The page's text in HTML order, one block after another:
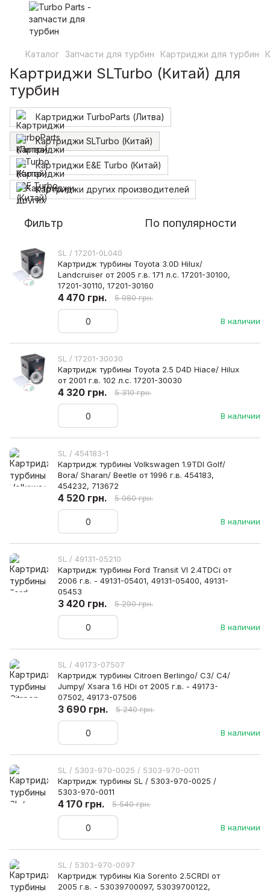
Каталог Запчасти для турбин Картриджи для турбин
Картриджи SLTurbo (Китай) для
турбин
Картриджи TurboParts (Литва)
Картриджи SLTurbo (Китай)
Картриджи E&E Turbo (Китай)
Картриджи других производителей
Фильтр По популярности
SL / 17201-0L040
Картридж турбины Toyota 3.0D Hilux/
Landcruiser от 2005 г.в. 171 л.с. 17201-30100,
17201-30110, 17201-30160
В наличии
4 470 грн. 5 980 грн.
SL / 17201-30030
Картридж турбины Toyota 2.5 D4D Hiace/ Hilux
от 2001 г.в. 102 л.с. 17201-30030
В наличии
4 320 грн. 5 310 грн.
SL / 454183-1
Картридж турбины Volkswagen 1.9TDI Golf/
Bora/ Sharan/ Beetle от 1996 г.в. 454183,
454232, 713672
В наличии
4 520 грн. 5 060 грн.
SL / 49131-05210
Картридж турбины Ford Transit VI 2.4TDCi от
2006 г.в. - 49131-05401, 49131-05400, 49131-
05453
В наличии
3 420 грн. 5 290 грн.
SL / 49173-07507
Картридж турбины Citroen Berlingo/ C3/ C4/
Jumpy/ Xsara 1.6 HDi от 2005 г.в. - 49173-
07502, 49173-07506
В наличии
3 690 грн. 5 240 грн.
SL / 5303-970-0025 / 5303-970-0011
Картридж турбины SL / 5303-970-0025 /
5303-970-0011
В наличии
4 170 грн. 5 540 грн.
SL / 5303-970-0097
Картридж турбины Kia Sorento 2.5CRDI от
2005 г.в. - 53039700097, 53039700122,